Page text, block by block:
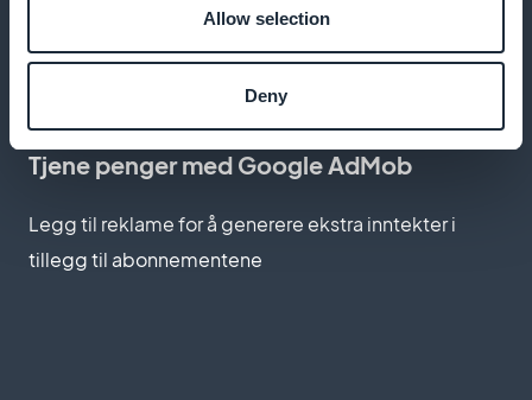
Allow selection
Deny
Tillat abonnenter å laste ned øktene sine slik at de
kan få tilgang til dem uten internettforbindelse
Tjene penger med Google AdMob
Legg til reklame for å generere ekstra inntekter i
tillegg til abonnementene